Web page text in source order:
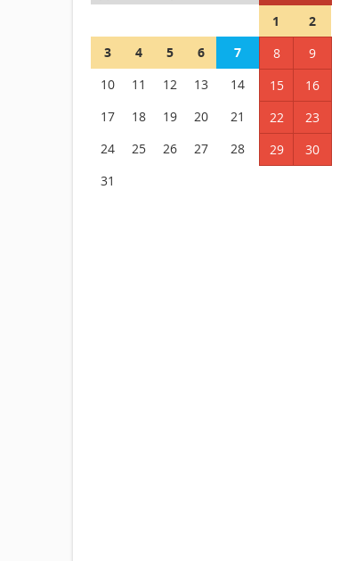
1
2
3
4 5 6 7 8
9
10
11 12 13 14 15
16
17
18 19 20 21 22
23
24
25 26 27 28 29
30
31